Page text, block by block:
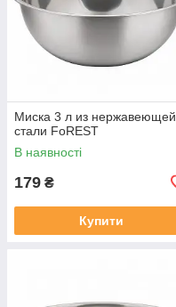
Миска 3 л из нержавеющей
стали FoREST
В наявності
179 ₴
Купити